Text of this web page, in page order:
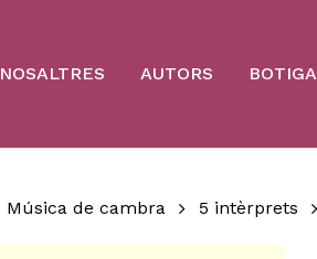
NOSALTRES AUTORS BOTIGA
Música de cambra 5 intèrprets